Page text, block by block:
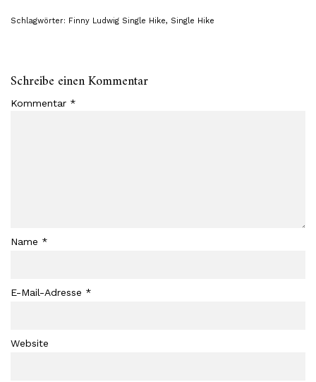
Schlagwörter: Finny Ludwig Single Hike, Single Hike
Schreibe einen Kommentar
Kommentar *
Name *
E-Mail-Adresse *
Website